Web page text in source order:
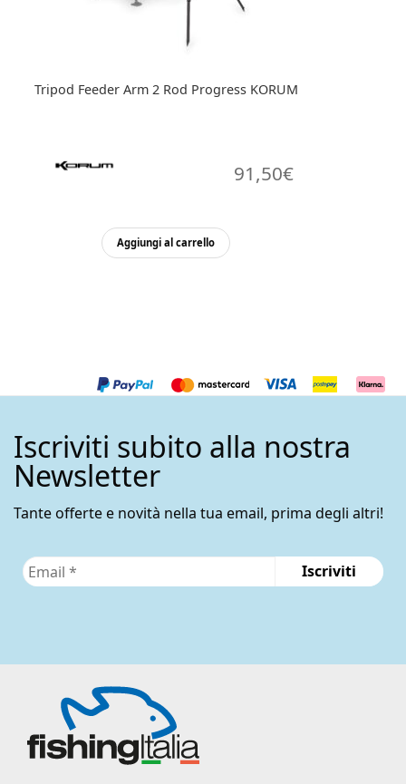
Tripod Feeder Arm 2 Rod Progress KORUM
91,50€
Aggiungi al carrello
Iscriviti subito alla nostra
Newsletter
Tante offerte e novità nella tua email, prima degli altri!